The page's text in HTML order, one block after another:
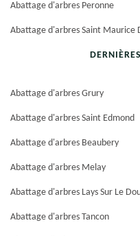
Abattage d'arbres Peronne
Abattage d'arbres Saint Maurice
Abattage d'arbres Grury
Abattage d'arbres Saint Edmond
Abattage d'arbres Beaubery
Abattage d'arbres Melay
Abattage d'arbres Lays Sur Le
Abattage d'arbres Tancon